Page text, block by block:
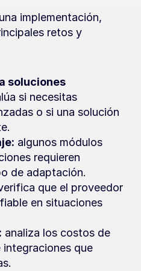
implementación,
retos y
soluciones
si necesitas
o si una solución
algunos módulos
requieren
de adaptación.
que el proveedor
en situaciones
analiza los costos de
integraciones que